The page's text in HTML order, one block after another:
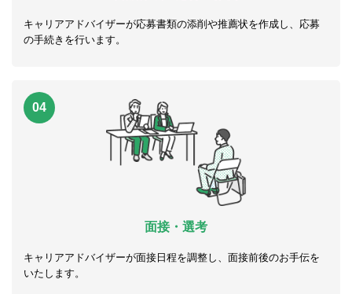
キャリアアドバイザーが応募書類の添削や推薦状を作成し、応募
の手続きを行います。
04
面接・選考
キャリアアドバイザーが面接日程を調整し、面接前後のお手伝を
いたします。